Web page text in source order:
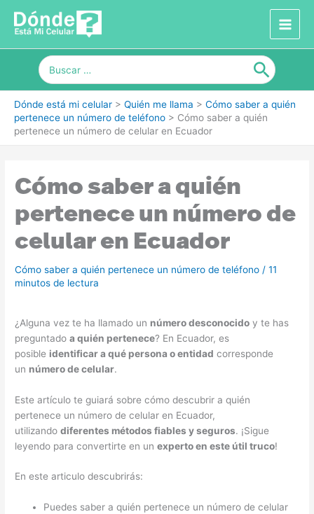
contenido
Buscar
por:
Dónde está mi celular > Quién me llama > Cómo saber a quién
pertenece un número de teléfono > Cómo saber a quién
pertenece un número de celular en Ecuador
Cómo saber a quién
pertenece un número de
celular en Ecuador
Cómo saber a quién pertenece un número de teléfono /11
minutos de lectura
¿Alguna vez te ha llamado un número desconocido y te has
preguntadoa quién pertenece? En Ecuador, es
posible identificar a qué persona o entidad corresponde
un número de celular.
Este artículo te guiará sobre cómo descubrir a quién
pertenece un número de celular en Ecuador,
utilizandodiferentes métodos fiables y seguros. ¡Sigue
leyendo para convertirte en unexperto en este útil truco!
En este articulo descubrirás:
Puedes saber a quién pertenece un número de celular